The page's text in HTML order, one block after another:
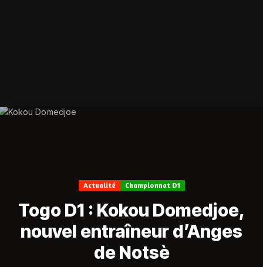
Actualité Championnat D1
Togo D1 : Kokou Domedjoe,
nouvel entraîneur d’Anges
de Notsè